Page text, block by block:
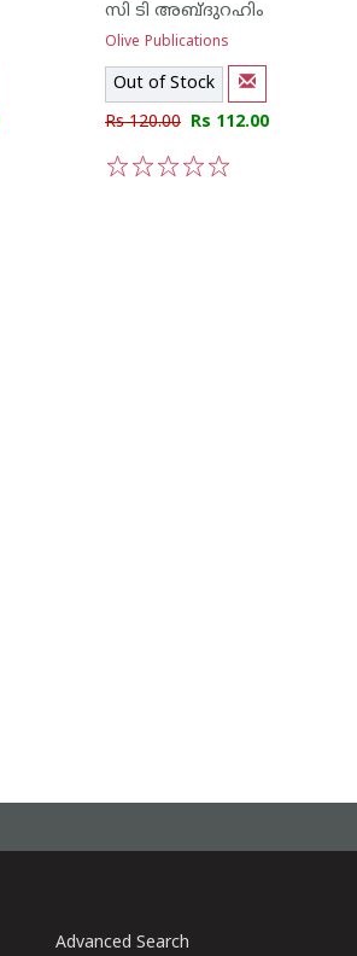
സി ടി അബ്ദുറഹിം
Olive Publications
Out of Stock
Rs 120.00 Rs 112.00
Advanced Search